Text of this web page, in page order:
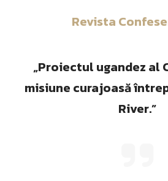
Revista
„Proiectul ugandez al
misiune curajoasă
River.”